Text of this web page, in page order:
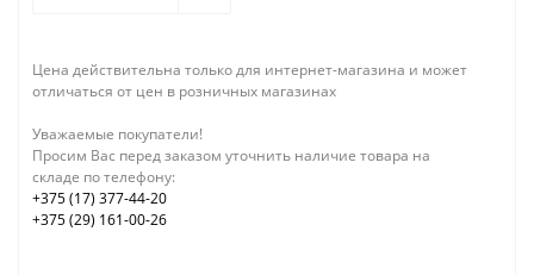
Цена действительна только для интернет-магазина и может
отличаться от цен в розничных магазинах
Уважаемые покупатели!
Просим Вас перед заказом уточнить наличие товара на
складе по телефону:
+375 (17) 377-44-20
+375 (29) 161-00-26